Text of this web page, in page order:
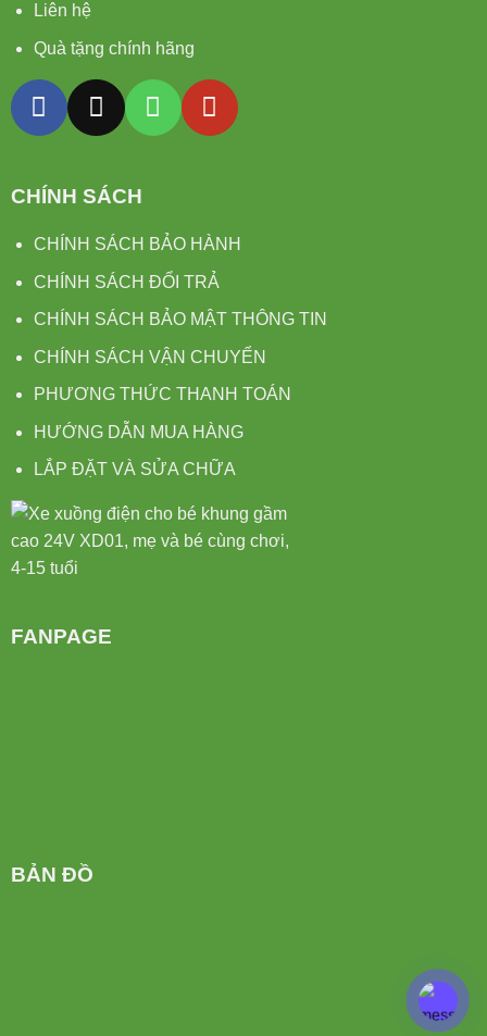
Liên hệ
Quà tặng chính hãng
CHÍNH SÁCH
CHÍNH SÁCH BẢO HÀNH
CHÍNH SÁCH ĐỔI TRẢ
CHÍNH SÁCH BẢO MẬT THÔNG TIN
CHÍNH SÁCH VẬN CHUYỂN
PHƯƠNG THỨC THANH TOÁN
HƯỚNG DẪN MUA HÀNG
LẮP ĐẶT VÀ SỬA CHỮA
FANPAGE
BẢN ĐỒ